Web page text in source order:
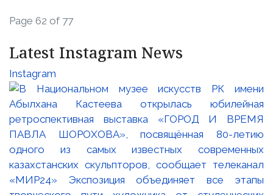
Page 62 of 77
Latest Instagram News
Instagram